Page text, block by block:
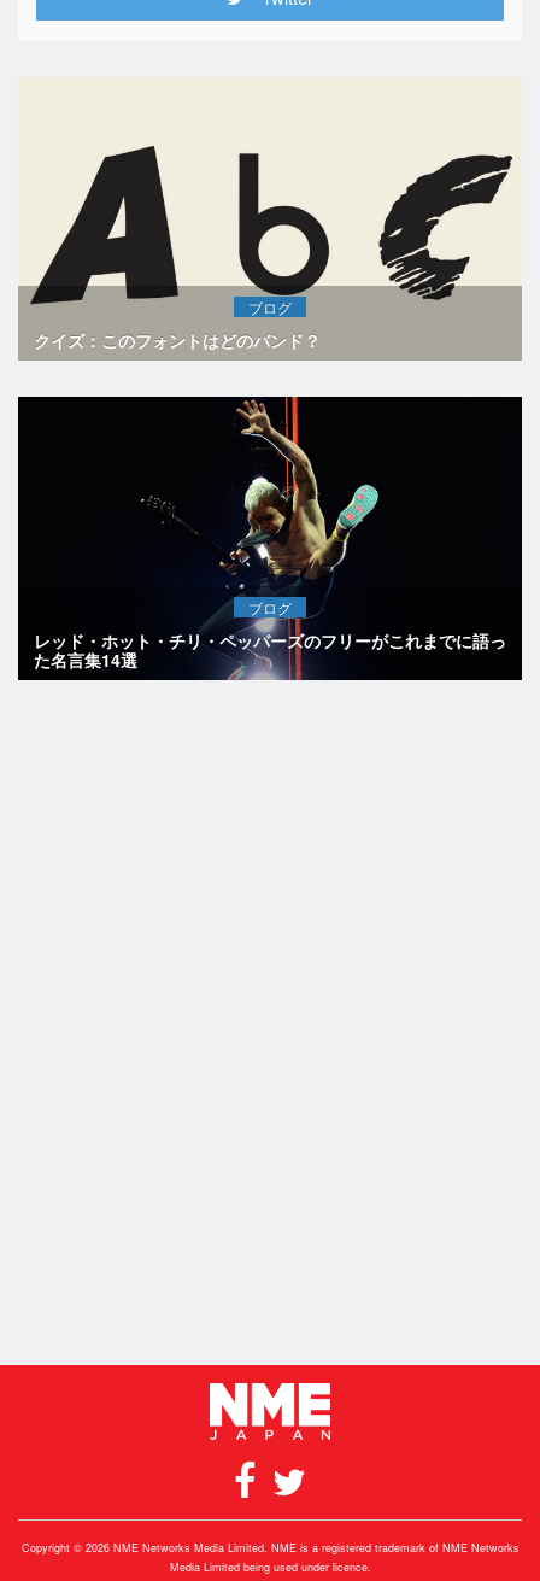
ブログ
クイズ：このフォントはどのバンド？
ブログ
レッド・ホット・チリ・ペッパーズのフリーがこれまでに語っ
た名言集14選
Copyright © 2026 NME Networks Media Limited. NME is a registered trademark of NME Networks
Media Limited being used under licence.